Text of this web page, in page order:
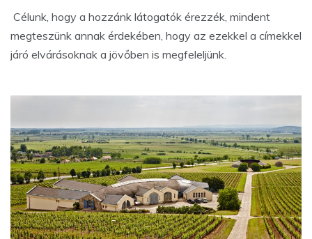
Célunk, hogy a hozzánk látogatók érezzék, mindent
megteszünk annak érdekében, hogy az ezekkel a címekkel
járó elvárásoknak a jövőben is megfeleljünk.